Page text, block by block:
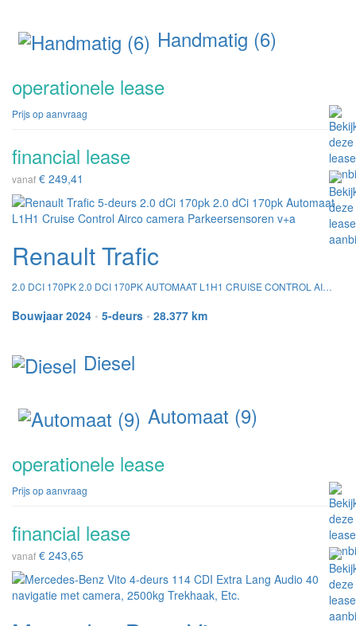
Handmatig (6)
operationele lease
Prijs op aanvraag
financial lease
vanaf € 249,41
Renault Trafic
2.0 DCI 170PK 2.0 DCI 170PK AUTOMAAT L1H1 CRUISE CONTROL AIRCO CAMERA PARKEERSENSOREN V+A
Bouwjaar 2024 • 5-deurs • 28.377 km
Diesel
Automaat (9)
operationele lease
Prijs op aanvraag
financial lease
vanaf € 243,65